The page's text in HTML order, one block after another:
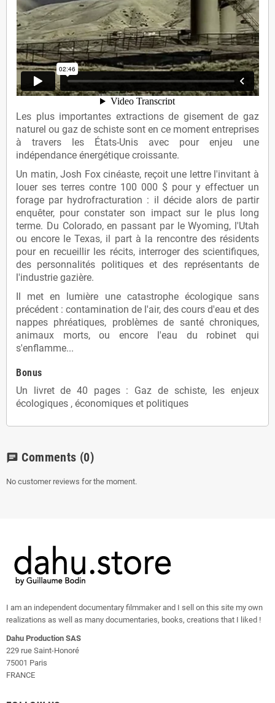
Les plus importantes extractions de gisement de gaz
naturel ou gaz de schiste sont en ce moment entreprises
à travers les États-Unis avec pour enjeu une
indépendance énergétique croissante.
Un matin, Josh Fox cinéaste, reçoit une lettre l'invitant à
louer ses terres contre 100 000 $ pour y effectuer un
forage par hydrofracturation : il décide alors de partir
enquêter, pour constater son impact sur le plus long
terme. Du Colorado, en passant par le Wyoming, l'Utah
ou encore le Texas, il part à la rencontre des résidents
pour en recueillir les récits, interroger des scientifiques,
des personnalités politiques et des représentants de
l'industrie gazière.
Il met en lumière une catastrophe écologique sans
précédent : contamination de l'air, des cours d'eau et des
nappes phréatiques, problèmes de santé chroniques,
animaux morts, ou encore l'eau du robinet qui
s'enflamme...
Bonus
Un livret de 40 pages : Gaz de schiste, les enjeux
écologiques , économiques et politiques
chat Comments (0)
No customer reviews for the moment.
I am an independent documentary filmmaker and I sell on this site my own
realizations as well as many documentaries, books, creations that I liked !
Dahu Production SAS
229 rue Saint-Honoré
75001 Paris
FRANCE